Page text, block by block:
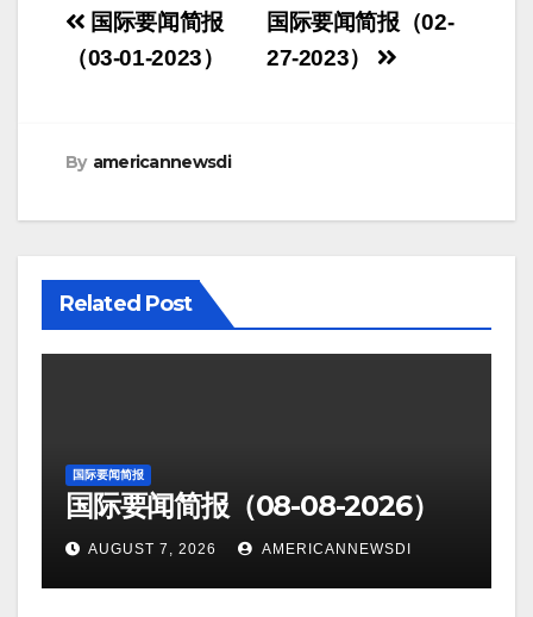
Post
navigation
国际要闻简报（02-
27-2023）
国际要闻简报
（03-01-2023）
By americannewsdi
Related Post
国际要闻简报
国际要闻简报（08-08-2026）
AUGUST 7, 2026 AMERICANNEWSDI